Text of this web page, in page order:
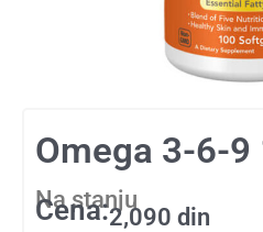
Omega 3-6-9
Na stanju
Cena:2,090 din